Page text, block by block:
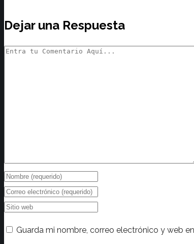
Dejar una Respuesta
Guarda mi nombre, correo electrónico y web